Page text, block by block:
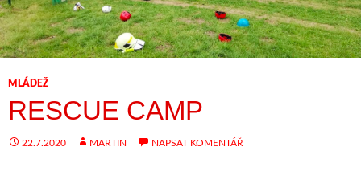
MLÁDEŽ
RESCUE CAMP
22.7.2020 MARTIN NAPSAT KOMENTÁŘ